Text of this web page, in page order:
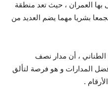
بها العمران ، حيث تعد منطقة
بشريا مهما يضم العديد من
الطناني ، أن مدار نصف
المدارات و هو فرصة لتألق
.